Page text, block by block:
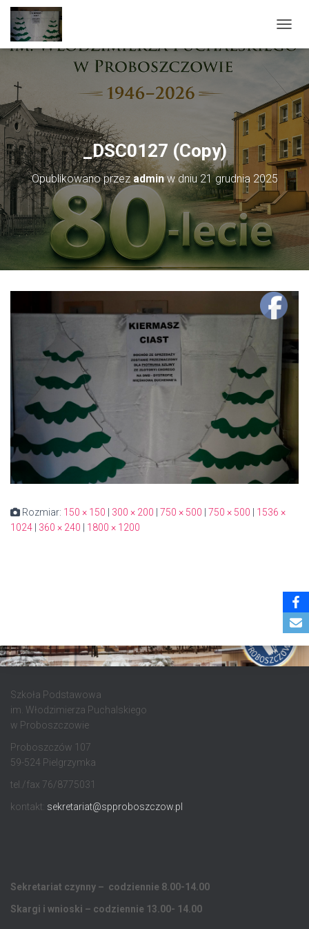
_DSC0127 (Copy)
Opublikowano przezadminw dniu21 grudnia 2025
Rozmiar: 150 × 150 300 × 200 750 × 500 750 × 500
1536 ×
1024
360 × 240 1800 × 1200
Szkoła Podstawowa
im. Włodzimierza Puchalskiego
w Proboszczowie
Proboszczów 107
59-524 Pielgrzymka
tel./fax 76/8775031
kontakt: sekretariat@spproboszczow.pl
Sekretariat czynny – codziennie 8.00-14.00
Skargi i wnioski – codziennie 13.00- 14.00